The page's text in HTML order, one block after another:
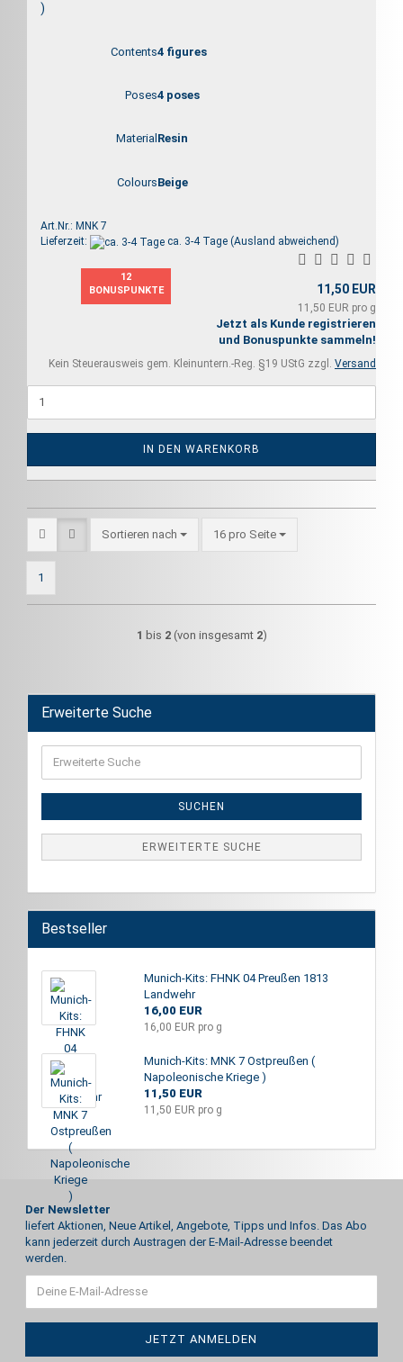
)
Contents4 figures
Poses4 poses
Material Resin
ColoursBeige
Art.Nr.: MNK 7
Lieferzeit:
ca. 3-4 Tage (Ausland abweichend)
12
BONUSPUNKTE
11,50 EUR
11,50 EUR pro g
Jetzt als Kunde registrieren
und Bonuspunkte sammeln!
Kein Steuerausweis gem. Kleinuntern.-Reg. §19 UStG zzgl. Versand
IN DEN WARENKORB
Sortieren nach
Sortieren nach 16 pro Seite
pro Seite
1
1 bis 2(von insgesamt 2)
Erweiterte Suche
Suche
SUCHEN
ERWEITERTE SUCHE
Bestseller
Munich-Kits: FHNK 04 Preußen 1813
Landwehr
16,00 EUR
16,00 EUR pro g
Munich-Kits: MNK 7 Ostpreußen (
Napoleonische Kriege )
11,50 EUR
11,50 EUR pro g
Der Newsletter
liefert Aktionen, Neue Artikel, Angebote, Tipps und Infos. Das Abo
kann jederzeit durch Austragen der E-Mail-Adresse beendet
werden.